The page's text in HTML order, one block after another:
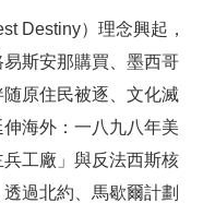
Destiny）理念興起，
斯安那購買、墨西哥
原住民被逐、文化滅
海外：一八九八年美
工廠」與反法西斯核
過北約、馬歇爾計劃